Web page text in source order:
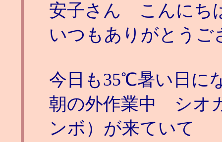
安子さん こんにち
いつもありがとうご
今日も35℃暑い日に
朝の外作業中 シオ
ンボ）が来ていて